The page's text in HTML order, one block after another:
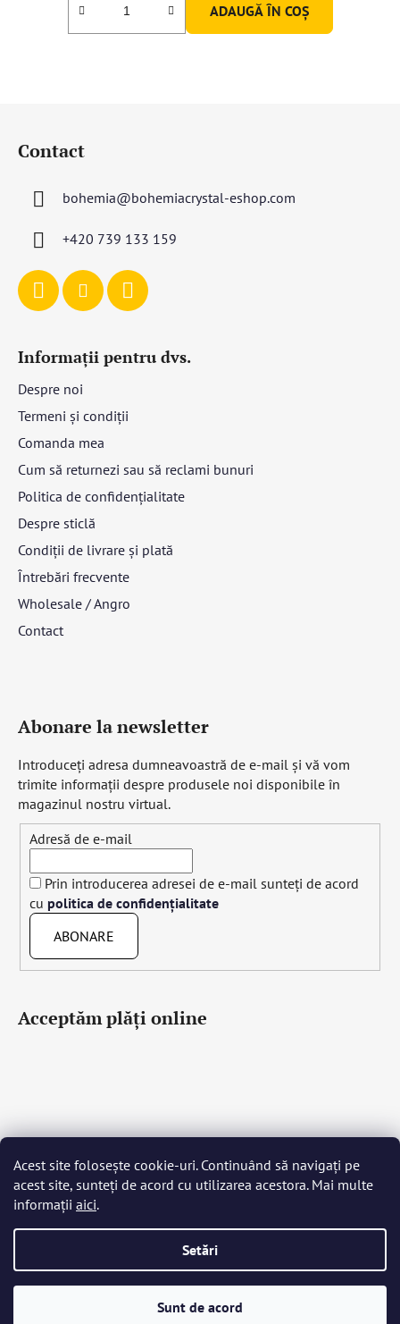
Acest site folosește cookie-uri. Continuând să navigați pe
acest site, sunteți de acord cu utilizarea acestora. Mai multe
informații aici.
Setări
Sunt de acord
ADAUGĂ ÎN COŞ
Contact
bohemia@bohemiacrystal-eshop.com
+420 739 133 159
Informații pentru dvs.
Despre noi
Termeni și condiții
Comanda mea
Cum să returnezi sau să reclami bunuri
Politica de confidențialitate
Despre sticlă
Condiții de livrare și plată
Întrebări frecvente
Wholesale / Angro
Contact
Abonare la newsletter
Introduceţi adresa dumneavoastră de e-mail şi vă vom
trimite informaţii despre produsele noi disponibile în
magazinul nostru virtual.
Adresă de e-mail
Prin introducerea adresei de e-mail sunteți de acord
cu politica de confidențialitate
ABONARE
Acceptăm plăţi online
Čeština Slovenčina English Deutsch Magyar
Język polski
Română Italiano Español Français
Português
Nederlands Українська Ελληνικά Svenska Dansk
Drepturi de autor 2026Bohemia Crystal Glass